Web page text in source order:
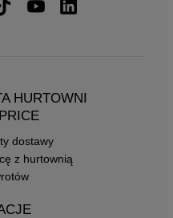
HURTOWNI
dostawy
z hurtownią